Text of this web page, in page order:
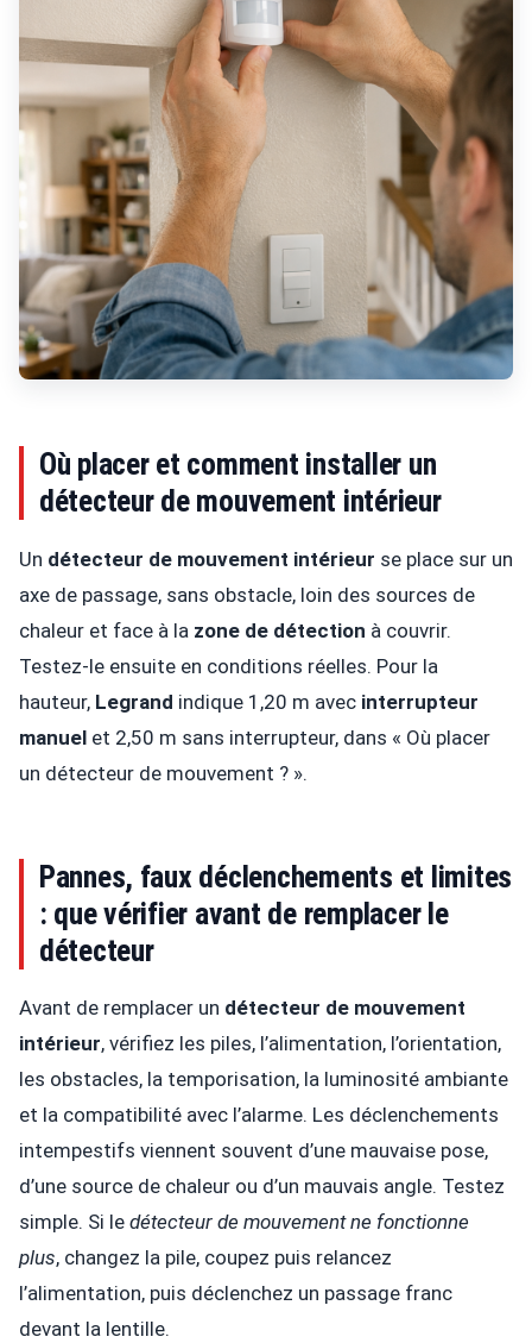
Où placer et comment installer un
détecteur de mouvement intérieur
Un détecteur de mouvement intérieur se place sur un
axe de passage, sans obstacle, loin des sources de
chaleur et face à la zone de détection à couvrir.
Testez-le ensuite en conditions réelles. Pour la
hauteur, Legrand indique 1,20 m avec interrupteur
manuel et 2,50 m sans interrupteur, dans « Où placer
un détecteur de mouvement ? ».
Pannes, faux déclenchements et limites
: que vérifier avant de remplacer le
détecteur
Avant de remplacer un détecteur de mouvement
intérieur, vérifiez les piles, l’alimentation, l’orientation,
les obstacles, la temporisation, la luminosité ambiante
et la compatibilité avec l’alarme. Les déclenchements
intempestifs viennent souvent d’une mauvaise pose,
d’une source de chaleur ou d’un mauvais angle. Testez
simple. Si le détecteur de mouvement ne fonctionne
plus, changez la pile, coupez puis relancez
l’alimentation, puis déclenchez un passage franc
devant la lentille.